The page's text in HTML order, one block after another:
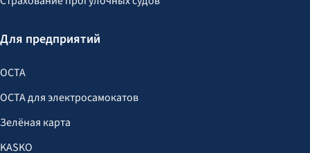
Для предприятий
OCTA
OCTA для электросамокатов
Зелёная карта
KASKO